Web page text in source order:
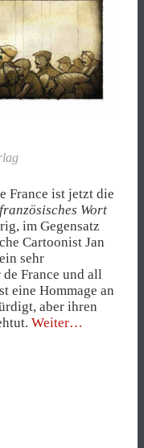
France ist jetzt die
Wort
im Gegensatz
Cartoonist Jan
sehr
France und all
eine Hommage an
aber ihren
Weiter„100